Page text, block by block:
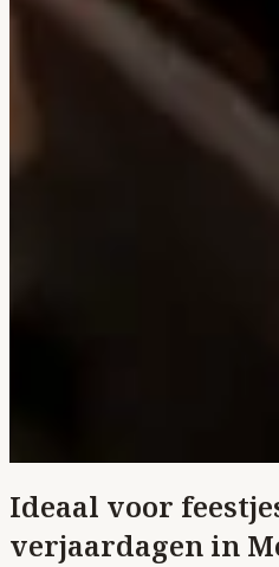
Ideaal voor
verjaardagen in